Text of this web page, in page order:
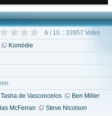
6 / 10 :: 33957 Votes
Komödie
Tasha de Vasconcelos
Ben Miller
McFerran
Steve Nicolson